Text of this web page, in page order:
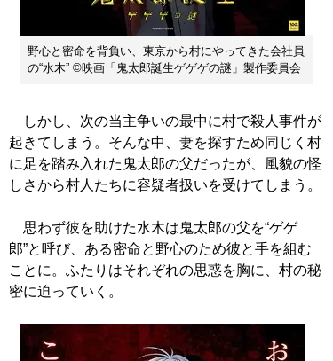
野心と密命を背負い、東京から村にやってきた会社員
の“水木” ©映画「鬼太郎誕生ゲゲゲの謎」製作委員会
しかし、次の当主争いの最中に村で殺人事件が
起きてしまう。そんな中、妻を探すため同じく村
に足を踏み入れた鬼太郎の父だったが、風貌の怪
しさから村人たちに容疑者扱いを受けてしまう。
思わず彼を助けた水木は鬼太郎の父を“ゲゲ
郎”と呼び、ある密命と野心のため彼と手を組む
ことに。ふたりはそれぞれの思惑を胸に、村の秘
密に迫っていく。